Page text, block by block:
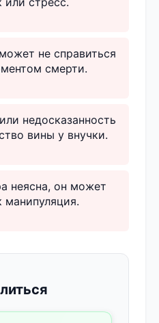
не справиться
смерти.
недосказанность
вины у внучки.
неясна, он может
манипуляция.